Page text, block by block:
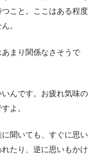
こと。ここはある程度
。
まり関係なさそうで
んです。お疲れ気味の
よ。
に聞いても、すぐに思い
たり、逆に思いもかけ